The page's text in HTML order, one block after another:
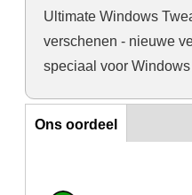
Ultimate Windows
verschenen - nieuwe
speciaal voor Windows
Ons oordeel
Ons oordeel